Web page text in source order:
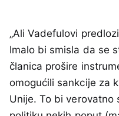
„Ali Vadefulovi
Imalo bi smisla da se
članica prošire
omogućili sankcije za
Unije. To bi verovatno